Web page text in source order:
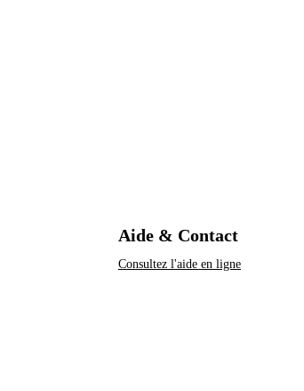
Aide & Contact
Consultez l'aide en ligne